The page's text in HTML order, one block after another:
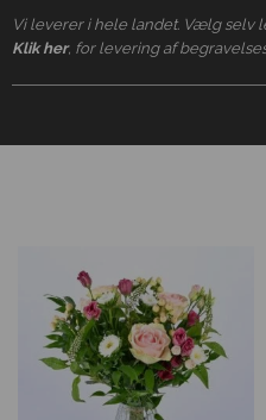
Vi leverer i hele landet. Vælg selv
Klik her, for levering af